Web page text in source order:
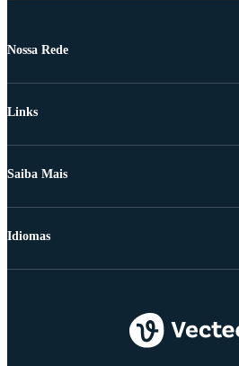
Nossa Rede
Links
Saiba Mais
Idiomas